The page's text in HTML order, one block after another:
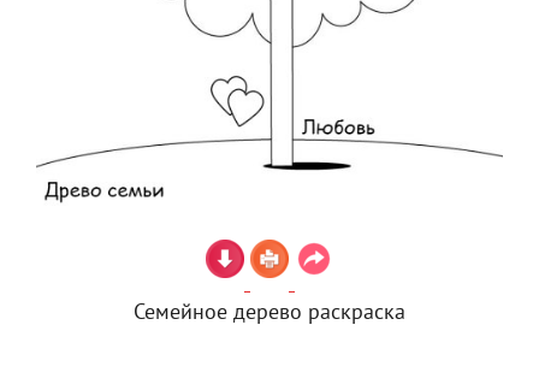
Семейное дерево раскраска